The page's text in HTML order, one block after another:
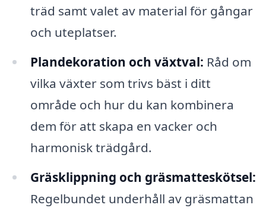
träd samt valet av material för gångar
och uteplatser.
Plandekoration och växtval: Råd om
vilka växter som trivs bäst i ditt
område och hur du kan kombinera
dem för att skapa en vacker och
harmonisk trädgård.
Gräsklippning och gräsmatteskötsel:
Regelbundet underhåll av gräsmattan